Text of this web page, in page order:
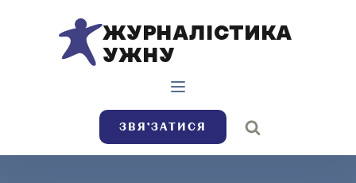
ЖУРНАЛІСТИКА
УЖНУ
ЗВЯ’ЗАТИСЯ